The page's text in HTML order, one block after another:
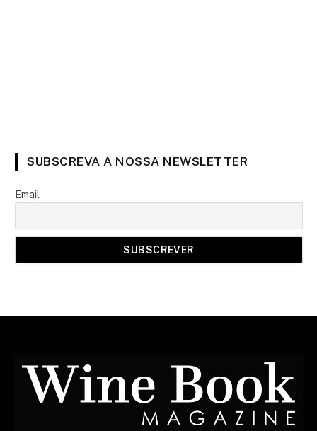
SUBSCREVA A NOSSA NEWSLETTER
Email